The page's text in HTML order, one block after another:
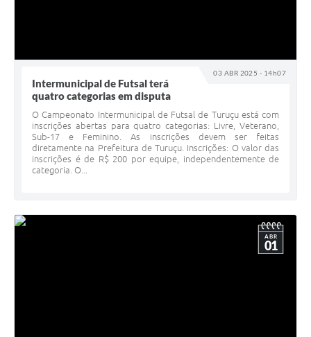
03 ABR 2025 - 14h07
Intermunicipal de Futsal terá
quatro categorias em disputa
O Campeonato Intermunicipal de Futsal de Turuçu está com
inscrições abertas para quatro categorias: Livre, Veterano,
Sub-17 e Feminino. As inscrições devem ser feitas
diretamente na Prefeitura de Turuçu. Inscrições: O valor das
inscrições é de R$ 200 por equipe, independentemente de
categoria. O...
ABR
01